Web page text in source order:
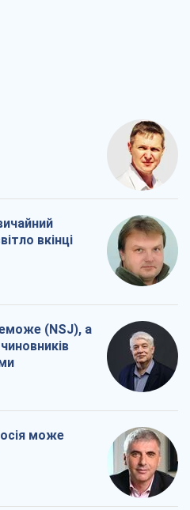
вкінці
(NSJ), а
може